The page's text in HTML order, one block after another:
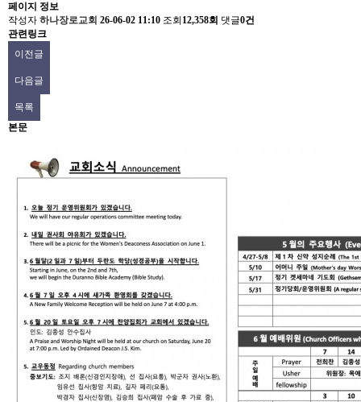
페이지 정보
작성자 하나장로교회 26-06-02 11:10 조회 12,358회 댓글0건
관련링크
이전글
다음글
목록
본문